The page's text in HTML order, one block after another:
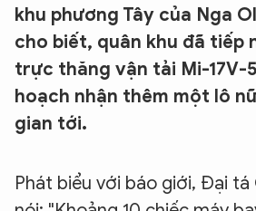
khu phương Tây của Nga
cho biết, quân khu đã tiếp
trực thăng vận tải Mi-17V-
hoạch nhận thêm một lô
gian tới.
Phát biểu với báo giới, Đại